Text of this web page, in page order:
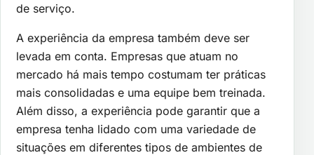
de serviço.
A experiência da empresa também deve ser
levada em conta. Empresas que atuam no
mercado há mais tempo costumam ter práticas
mais consolidadas e uma equipe bem treinada.
Além disso, a experiência pode garantir que a
empresa tenha lidado com uma variedade de
situações em diferentes tipos de ambientes de